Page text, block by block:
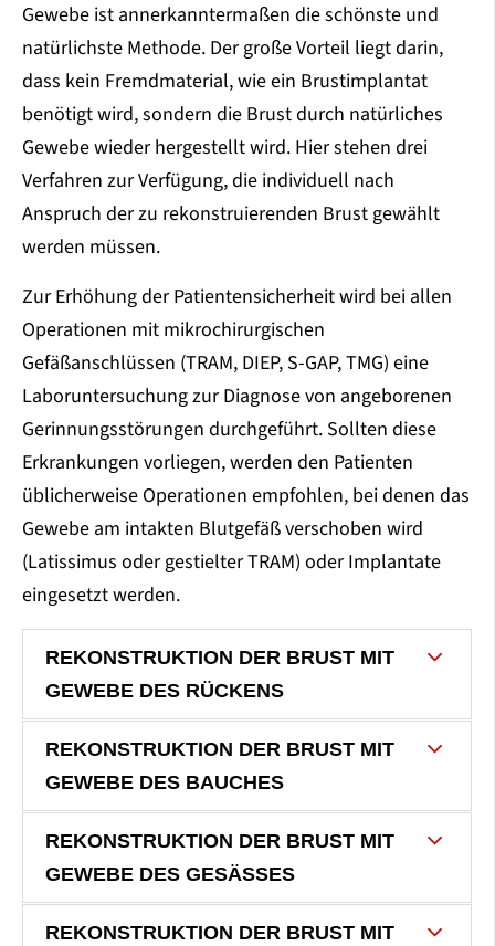
Gewebe ist annerkanntermaßen die schönste und
natürlichste Methode. Der große Vorteil liegt darin,
dass kein Fremdmaterial, wie ein Brustimplantat
benötigt wird, sondern die Brust durch natürliches
Gewebe wieder hergestellt wird. Hier stehen drei
Verfahren zur Verfügung, die individuell nach
Anspruch der zu rekonstruierenden Brust gewählt
werden müssen.
Zur Erhöhung der Patientensicherheit wird bei allen
Operationen mit mikrochirurgischen
Gefäßanschlüssen (TRAM, DIEP, S-GAP, TMG) eine
Laboruntersuchung zur Diagnose von angeborenen
Gerinnungsstörungen durchgeführt. Sollten diese
Erkrankungen vorliegen, werden den Patienten
üblicherweise Operationen empfohlen, bei denen das
Gewebe am intakten Blutgefäß verschoben wird
(Latissimus oder gestielter TRAM) oder Implantate
eingesetzt werden.
REKONSTRUKTION DER BRUST MIT
GEWEBE DES RÜCKENS
REKONSTRUKTION DER BRUST MIT
GEWEBE DES BAUCHES
REKONSTRUKTION DER BRUST MIT
GEWEBE DES GESÄSSES
REKONSTRUKTION DER BRUST MIT